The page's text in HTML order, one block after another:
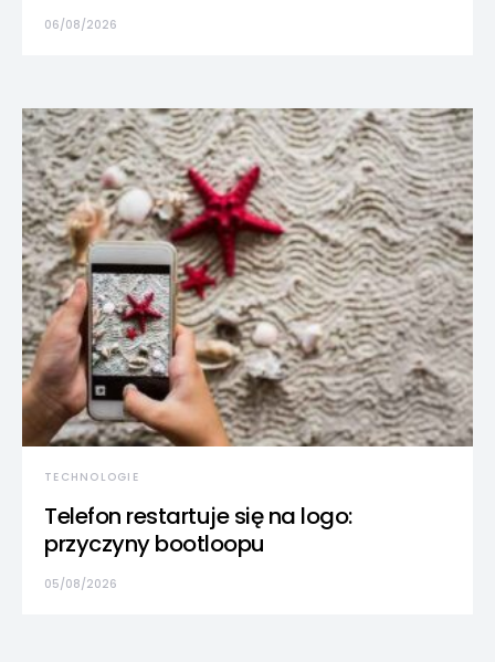
06/08/2026
TECHNOLOGIE
Telefon restartuje się na logo:
przyczyny bootloopu
05/08/2026